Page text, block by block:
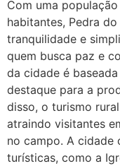
Com uma
habitantes, Pedra
tranquilidade e
quem busca paz e
da cidade é
destaque para a
disso, o turismo
atraindo visitantes
no campo. A cidade
turísticas, como a